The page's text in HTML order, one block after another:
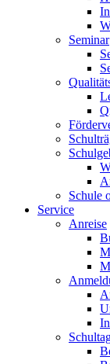
Seminar
Schule
Service
Anreise